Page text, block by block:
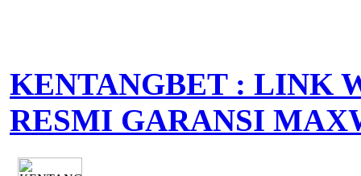
KENTANGBET : LINK
RESMI GARANSI